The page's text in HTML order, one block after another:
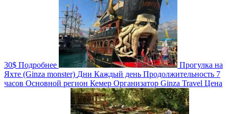
30$ Подробнее
Прогулка на
Яхте (Ginza monster) Дни Каждый день Продолжительность 7
часов Основной регион Кемер Организатор Ginza Travel Цена